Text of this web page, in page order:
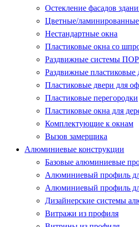
Остекление фасадов
Цветные/
Нестандартные окна
Пластиковые окна со
Раздвижные системы
Раздвижные пластиковые
Пластиковые двери для
Пластиковые перегородки
Пластиковые окна для
Комплектующие к окнам
Вызов замерщика
Алюминиевые конструкции
Базовые алюминиевые
Алюминиевый профиль
Алюминиевый профиль
Дизайнерские системы
Витражи из профиля